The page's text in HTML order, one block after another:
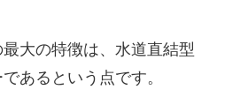
大の特徴は、水道直結型
あるという点です。